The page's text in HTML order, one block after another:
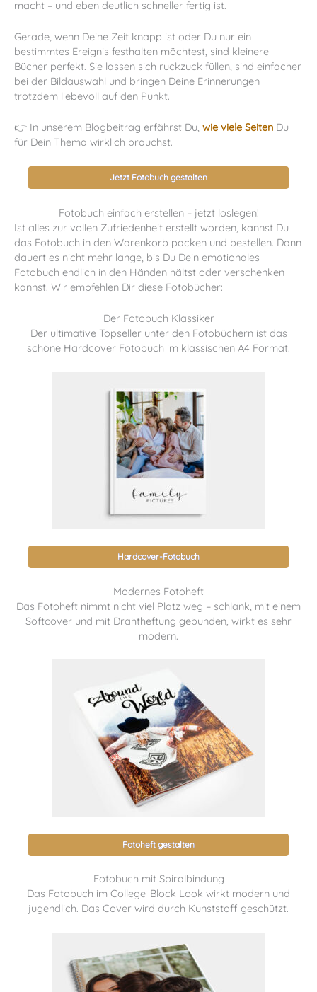
macht – und eben deutlich schneller fertig ist.
Gerade, wenn Deine Zeit knapp ist oder Du nur ein
bestimmtes Ereignis festhalten möchtest, sind kleinere
Bücher perfekt. Sie lassen sich ruckzuck füllen, sind einfacher
bei der Bildauswahl und bringen Deine Erinnerungen
trotzdem liebevoll auf den Punkt.
👉 In unserem Blogbeitrag erfährst Du, wie viele Seiten Du
für Dein Thema wirklich brauchst.
Jetzt Fotobuch gestalten
Fotobuch einfach erstellen – jetzt loslegen!
Ist alles zur vollen Zufriedenheit erstellt worden, kannst Du
das Fotobuch in den Warenkorb packen und bestellen. Dann
dauert es nicht mehr lange, bis Du Dein emotionales
Fotobuch endlich in den Händen hältst oder verschenken
kannst. Wir empfehlen Dir diese Fotobücher:
Der Fotobuch Klassiker
Der ultimative Topseller unter den Fotobüchern ist das
schöne Hardcover Fotobuch im klassischen A4 Format.
Hardcover-Fotobuch
Modernes Fotoheft
Das Fotoheft nimmt nicht viel Platz weg – schlank, mit einem
Softcover und mit Drahtheftung gebunden, wirkt es sehr
modern.
Fotoheft gestalten
Fotobuch mit Spiralbindung
Das Fotobuch im College-Block Look wirkt modern und
jugendlich. Das Cover wird durch Kunststoff geschützt.